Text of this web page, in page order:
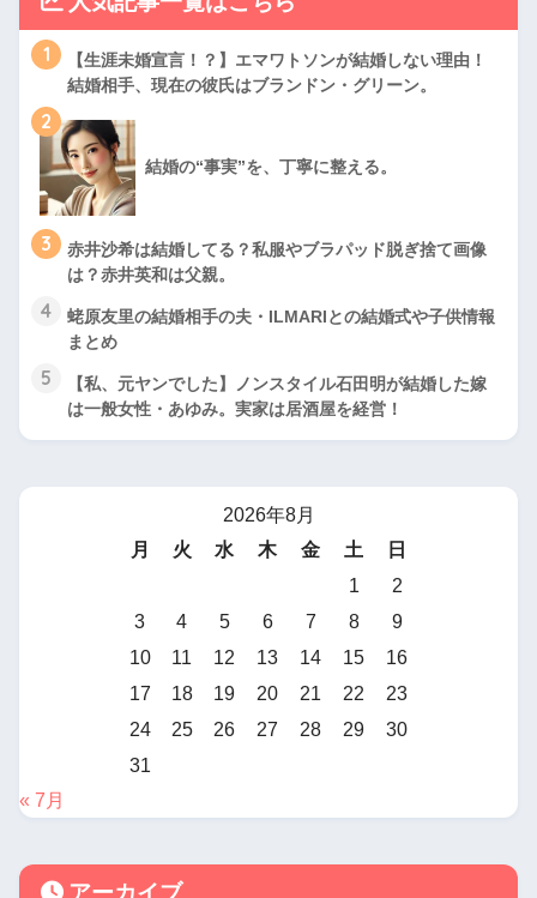
1
【生涯未婚宣言！？】エマワトソンが結婚しない理由！
結婚相手、現在の彼氏はブランドン・グリーン。
2
結婚の“事実”を、丁寧に整える。
3
赤井沙希は結婚してる？私服やブラパッド脱ぎ捨て画像
は？赤井英和は父親。
4
蛯原友里の結婚相手の夫・ILMARIとの結婚式や子供情報
まとめ
5
【私、元ヤンでした】ノンスタイル石田明が結婚した嫁
は一般女性・あゆみ。実家は居酒屋を経営！
2026年8月
月
火 水 木 金 土
日
1
2
3
4 5 6 7 8
9
10
11 12 13 14 15
16
17
18 19 20 21 22
23
24
25 26 27 28 29
30
31
« 7月
アーカイブ